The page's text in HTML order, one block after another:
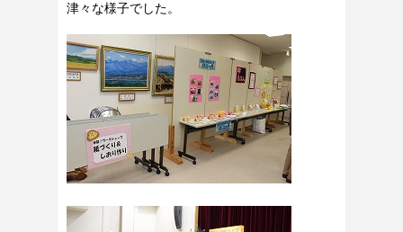
津々な様子でした。